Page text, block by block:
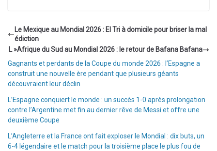
Le Mexique au Mondial 2026 : El Tri à domicile pour briser la mal
édiction
L »Afrique du Sud au Mondial 2026 : le retour de Bafana Bafana
Gagnants et perdants de la Coupe du monde 2026 : l’Espagne a
construit une nouvelle ère pendant que plusieurs géants
découvraient leur déclin
L’Espagne conquiert le monde : un succès 1-0 après prolongation
contre l’Argentine met fin au dernier rêve de Messi et offre une
deuxième Coupe
L’Angleterre et la France ont fait exploser le Mondial : dix buts, un
6-4 légendaire et le match pour la troisième place le plus fou de